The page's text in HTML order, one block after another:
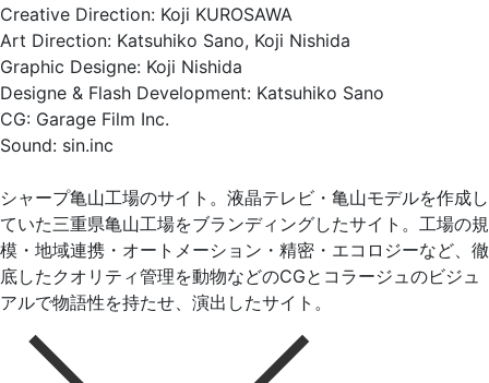
Creative Direction: Koji KUROSAWA
Art Direction: Katsuhiko Sano, Koji Nishida
Graphic Designe: Koji Nishida
Designe & Flash Development: Katsuhiko Sano
CG: Garage Film Inc.
Sound: sin.inc
シャープ亀山工場のサイト。液晶テレビ・亀山モデルを作成し
ていた三重県亀山工場をブランディングしたサイト。工場の規
模・地域連携・オートメーション・精密・エコロジーなど、徹
底したクオリティ管理を動物などのCGとコラージュのビジュ
アルで物語性を持たせ、演出したサイト。